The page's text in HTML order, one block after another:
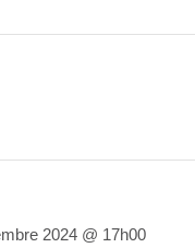
2024 @ 17h00